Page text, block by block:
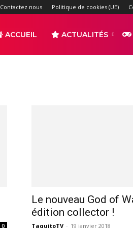
Contactez nous Politique de cookies (UE)
ACCUEIL ACTUALITÉS
0
Le nouveau God of
édition collector !
TaquitoTV - 19 janvier 2018